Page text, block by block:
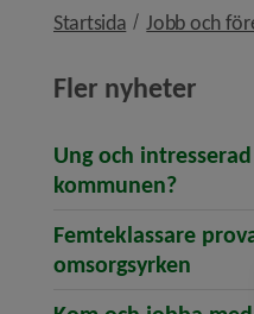
Startsida Jobb och
Fler nyheter
Ung och
kommunen?
Femteklassare
omsorgsyrken